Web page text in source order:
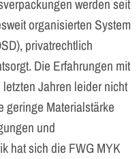
werden seit
organisierten System
privatrechtlich
Die Erfahrungen mit
Jahren leider nicht
geringe Materialstärke
und
hat sich die FWG MYK